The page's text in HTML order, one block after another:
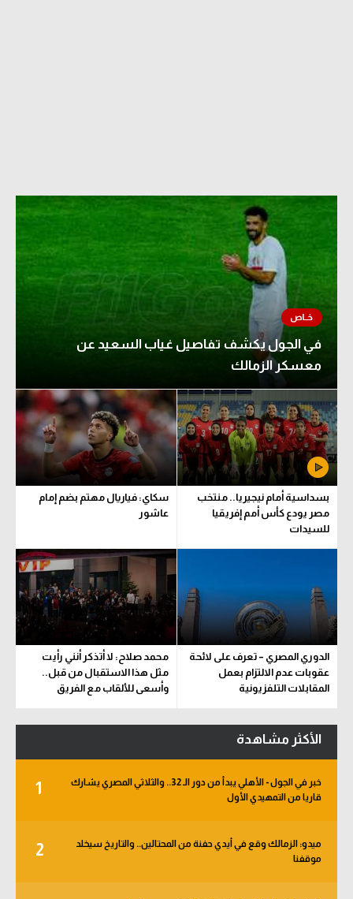
في الجول يكشف تفاصيل غياب السعيد عن
معسكر الزمالك
بسداسية أمام نيجيريا.. منتخب
مصر يودع كأس أمم إفريقيا
للسيدات
سكاي: فياريال مهتم بضم إمام
عاشور
الدوري المصري – تعرف على لائحة
عقوبات عدم الالتزام بعمل
المقابلات التلفزيونية
محمد صلاح: لا أتذكر أنني رأيت
مثل هذا الاستقبال من قبل..
وأسعى للألقاب مع الفريق
الأكثر مشاهدة
1
خبر في الجول - الأهلي يبدأ من دور الـ 32.. والثلاثي المصري يشارك
قاريا من التمهيدي الأول
2
ميدو: الزمالك وقع في أيدي حفنة من المحتالين.. والتاريخ سيخلد
موقفنا